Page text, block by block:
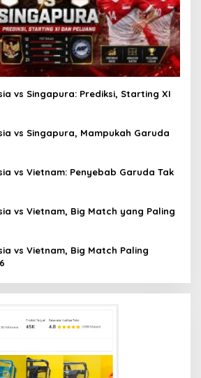
vs Singapura: Prediksi, Starting XI
vs Singapura, Mampukah Garuda
vs Vietnam: Penyebab Garuda Tak
vs Vietnam, Big Match yang Paling
vs Vietnam, Big Match Paling